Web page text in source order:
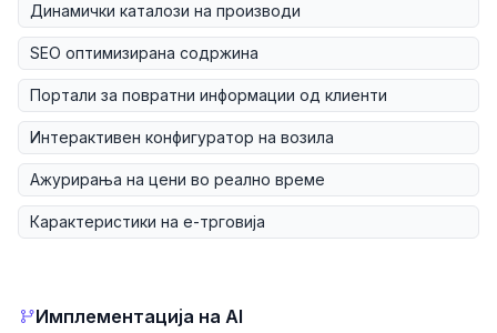
Динамички каталози на производи
SEO оптимизирана содржина
Портали за повратни информации од клиенти
Интерактивен конфигуратор на возила
Ажурирања на цени во реално време
Карактеристики на е-трговија
Имплементација на AI